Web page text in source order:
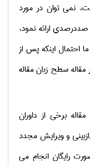
نمی توان در مورد
ارائه نمود،
ما احتمال اینکه پس از
مقاله سطح زبان مقاله
برخی از داوران
و ویرایش مجدد
رایگان انجام می